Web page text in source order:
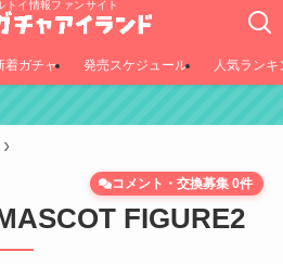
トイ情報ファンサイト
着ガチャ 発売スケジュール 人気ランキ
FIGURE2
コメント・交換募集 0件